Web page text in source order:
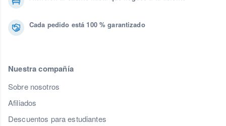
Cada pedido está 100 % garantizado
Nuestra compañía
Sobre nosotros
Afiliados
Descuentos para estudiantes